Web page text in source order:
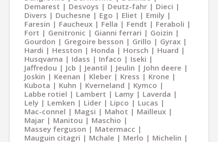
Demarest
Desvoys Deutz-fahr
Dieci
Divers
Duchesne Ego Eliet
Emily
Faresin
Faucheux Fella Fendt
Feraboli
Fort
Genitronic Gianni ferrari
Goizin
Gourdon
Gregoire besson Grillo
Gyrax
Hardi
Hesston Honda Horsch
Huard
Husqvarna
Idass Infaco
Iseki
Jaffredou
Jcb Jeantil Jeulin
John deere
Joskin
Keenan Kleber Kress
Krone
Kubota
Kuhn Kverneland
Kymco
Labbe rotiel
Lambert Lamy
Laverda
Lely
Lemken Lider Lipco
Lucas
Mac-connel
Magsi Mahot
Mailleux
Majar
Manitou
Maschio
Massey ferguson
Matermacc
Mauguin citagri
Mchale Merlo
Michelin